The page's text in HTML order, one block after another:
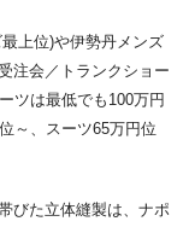
上位)や伊勢丹メンズ
注会／トランクショー
ツは最低でも100万円
～、スーツ65万円位
びた立体縫製は、ナポ